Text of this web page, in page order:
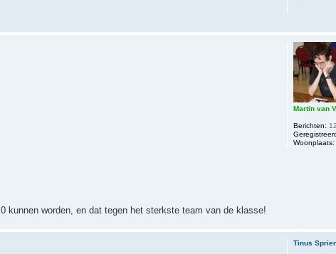
kunnen worden, en dat tegen het sterkste team van de klasse!
Martin van
Berichten:
Woonplaats:
Tinus